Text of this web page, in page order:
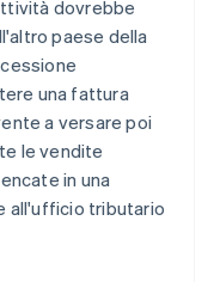
dovrebbe
paese della
una fattura
a versare poi
le vendite
in una
all'ufficio tributario